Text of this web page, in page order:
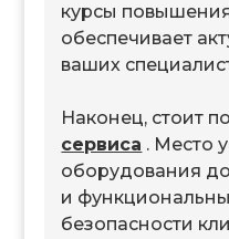
курсы
обеспечивает
ваших
Наконец, стоит
сервиса . Место
оборудования
и
безопасности